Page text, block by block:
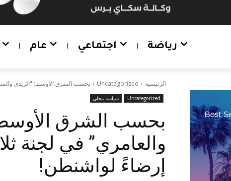
رياضة اجتماعي عام
الرئيسية Uncategorized بحسب الشرق الأوسط: "الزيدي
Uncategorized سياسة محلي
بحسب الشرق
والعامري” في لجنة
إرضاءً لواشنطن!